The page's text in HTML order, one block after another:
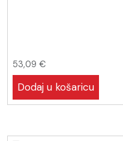
53,09 €
Dodaj u košaricu